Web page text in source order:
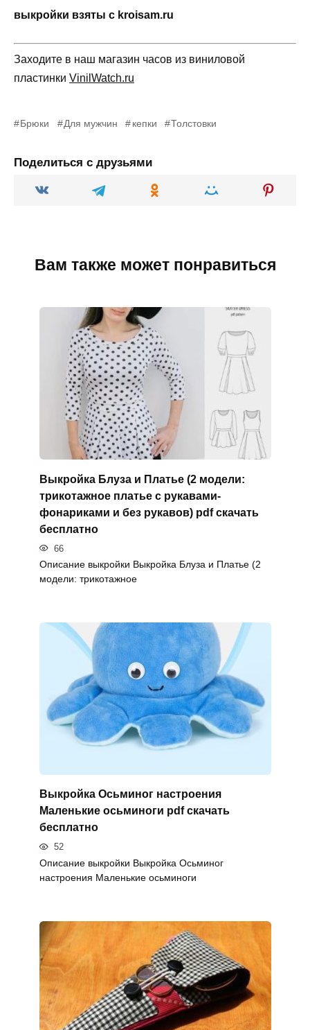
выкройки взяты с kroisam.ru
Заходите в наш магазин часов из виниловой
пластинки VinilWatch.ru
Брюки Для мужчин кепки Толстовки
Поделиться с друзьями
Вам также может понравиться
Выкройка Блуза и Платье (2 модели:
трикотажное платье с рукавами-
фонариками и без рукавов) pdf скачать
бесплатно
66
Описание выкройки Выкройка Блуза и Платье (2
модели: трикотажное
Выкройка Осьминог настроения
Маленькие осьминоги pdf скачать
бесплатно
52
Описание выкройки Выкройка Осьминог
настроения Маленькие осьминоги